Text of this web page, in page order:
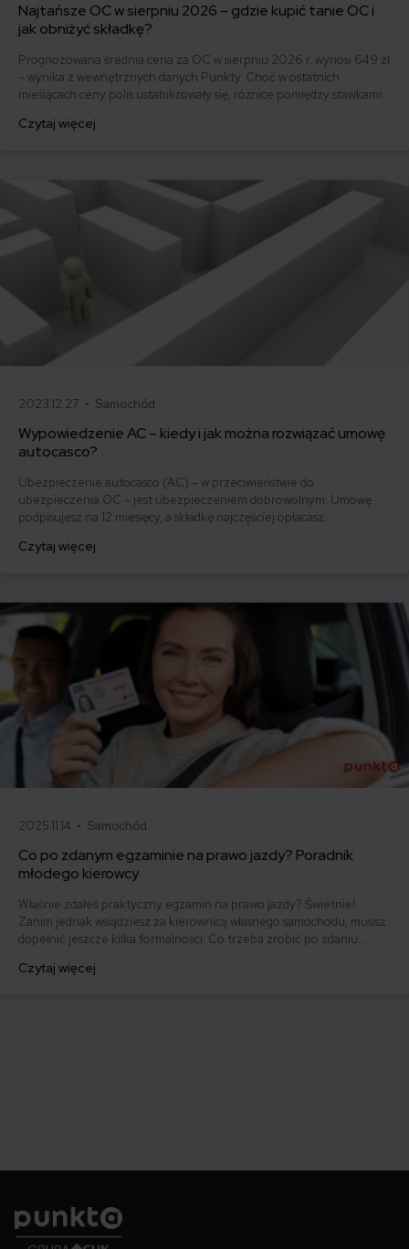
Najtańsze OC w sierpniu 2026 – gdzie kupić tanie OC i
jak obniżyć składkę?
Prognozowana średnia cena za OC w sierpniu 2026 r. wynosi 649 zł
– wynika z wewnętrznych danych Punkty. Choć w ostatnich
miesiącach ceny polis ustabilizowały się, różnice pomiędzy stawkami
500 zł, inni – powyżej 1500 zł. Gdzie znaleźć najtańsze OC w Polsce
Czytaj więcej
2023.12.27 • Samochód
Wypowiedzenie AC – kiedy i jak można rozwiązać umowę
autocasco?
Ubezpieczenie autocasco (AC) – w przeciwieństwie do
ubezpieczenia OC – jest ubezpieczeniem dobrowolnym. Umowę
podpisujesz na 12 miesięcy, a składkę najczęściej opłacasz
ofertę lub zdecydowałeś się sprzedać samochód w trakcie trwania
Czytaj więcej
2025.11.14 • Samochód
Co po zdanym egzaminie na prawo jazdy? Poradnik
młodego kierowcy
Właśnie zdałeś praktyczny egzamin na prawo jazdy? Świetnie!
Zanim jednak wsiądziesz za kierownicą własnego samochodu, musisz
dopełnić jeszcze kilka formalności. Co trzeba zrobić po zdaniu
którym szybko załatwisz sprawy urzędowe i będziesz mógł prowadzić
Czytaj więcej